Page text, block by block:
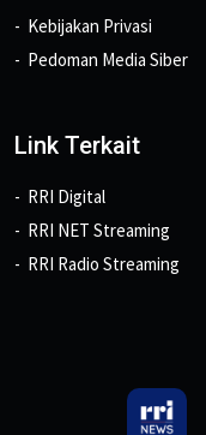
Kebijakan Privasi
Pedoman Media Siber
Link Terkait
RRI Digital
RRI NET Streaming
RRI Radio Streaming